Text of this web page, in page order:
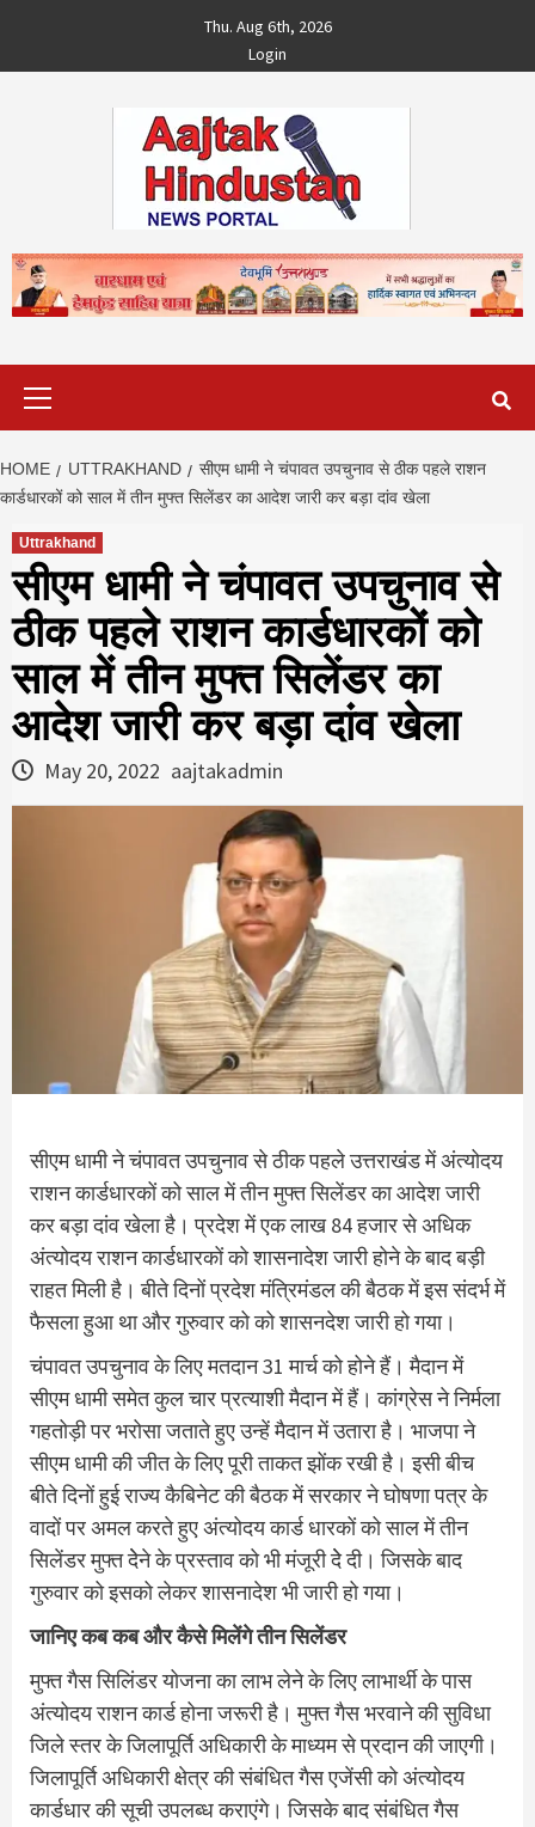
content
Thu. Aug 6th, 2026
Login
HOME UTTRAKHAND
सीएम धामी ने चंपावत उपचुनाव से ठीक पहले राशन
कार्डधारकों को साल में तीन मुफ्त सिलेंडर का आदेश जारी कर बड़ा दांव खेला
Uttrakhand
सीएम धामी ने चंपावत उपचुनाव से
ठीक पहले राशन कार्डधारकों को
साल में तीन मुफ्त सिलेंडर का
आदेश जारी कर बड़ा दांव खेला
May 20, 2022 aajtakadmin
सीएम धामी ने चंपावत उपचुनाव से ठीक पहले उत्तराखंड में अंत्योदय
राशन कार्डधारकों को साल में तीन मुफ्त सिलेंडर का आदेश जारी
कर बड़ा दांव खेला है। प्रदेश में एक लाख 84 हजार से अधिक
अंत्योदय राशन कार्डधारकों को शासनादेश जारी होने के बाद बड़ी
राहत मिली है। बीते दिनों प्रदेश मंत्रिमंडल की बैठक में इस संदर्भ में
फैसला हुआ था और गुरुवार को को शासनदेश जारी हो गया।
चंपावत उपचुनाव के लिए मतदान 31 मार्च को होने हैं। मैदान में
सीएम धामी समेत कुल चार प्रत्याशी मैदान में हैं। कांग्रेस ने निर्मला
गहतोड़ी पर भरोसा जताते हुए उन्हें मैदान में उतारा है। भाजपा ने
सीएम धामी की जीत के लिए पूरी ताकत झोंक रखी है। इसी बीच
बीते दिनों हुई राज्य कैबिनेट की बैठक में सरकार ने घोषणा पत्र के
वादों पर अमल करते हुए अंत्योदय कार्ड धारकों को साल में तीन
सिलेंडर मुफ्त देेने के प्रस्ताव को भी मंजूरी देे दी। जिसके बाद
गुरुवार को इसको लेकर शासनादेश भी जारी हो गया।
जानिए कब कब और कैसे मिलेंगे तीन सिलेंडर
मुफ्त गैस सिलिंडर योजना का लाभ लेने के लिए लाभार्थी के पास
अंत्योदय राशन कार्ड होना जरूरी है। मुफ्त गैस भरवाने की सुविधा
जिले स्तर के जिलापूर्ति अधिकारी के माध्यम से प्रदान की जाएगी।
जिलापूर्ति अधिकारी क्षेत्र की संबंधित गैस एजेंसी को अंत्योदय
कार्डधार की सूची उपलब्ध कराएंगे। जिसके बाद संबंधित गैस